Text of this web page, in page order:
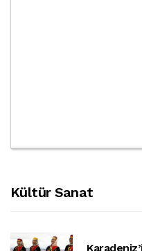
Kültür Sanat